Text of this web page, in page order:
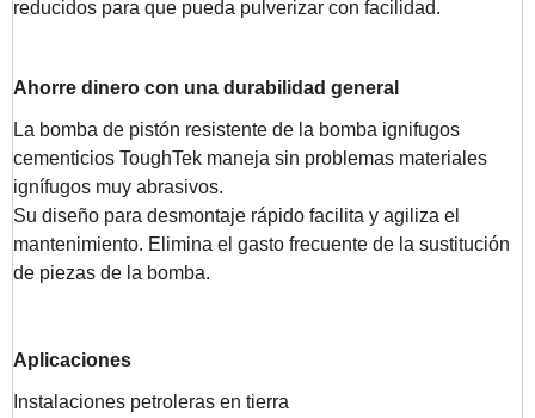
reducidos para que pueda pulverizar con facilidad.
Ahorre dinero con una durabilidad general
La bomba de pistón resistente de la bomba ignifugos
cementicios ToughTek maneja sin problemas materiales
ignífugos muy abrasivos.
Su diseño para desmontaje rápido facilita y agiliza el
mantenimiento. Elimina el gasto frecuente de la sustitución
de piezas de la bomba.
Aplicaciones
Instalaciones petroleras en tierra